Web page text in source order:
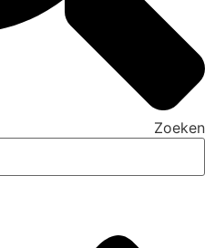
Zoeken